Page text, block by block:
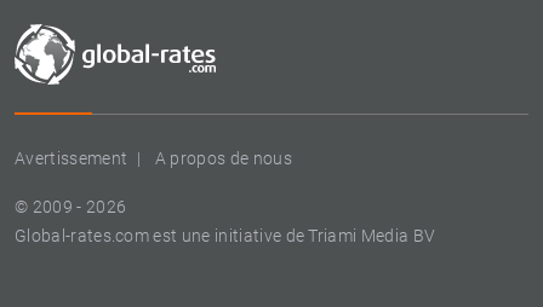
Avertissement A propos de nous
© 2009 - 2026
Global-rates.com est une initiative de Triami Media BV